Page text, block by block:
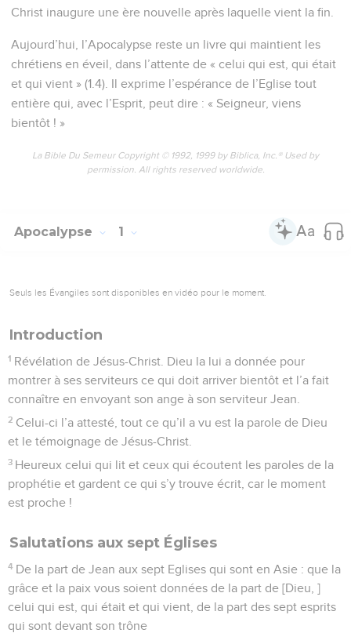
Christ inaugure une ère nouvelle après laquelle vient la fin.
Aujourd’hui, l’Apocalypse reste un livre qui maintient les
chrétiens en éveil, dans l’attente de « celui qui est, qui était
et qui vient » (1.4). Il exprime l’espérance de l’Eglise tout
entière qui, avec l’Esprit, peut dire : « Seigneur, viens
bientôt ! »
La Bible Du Semeur Copyright © 1992, 1999 by Biblica, Inc.® Used by
permission. All rights reserved worldwide.
Apocalypse 1
Seuls les Évangiles sont disponibles en vidéo pour le moment.
Introduction
1 Révélation de Jésus-Christ. Dieu la lui a donnée pour
montrer à ses serviteurs ce qui doit arriver bientôt et l’a fait
connaître en envoyant son ange à son serviteur Jean.
2 Celui-ci l’a attesté, tout ce qu’il a vu est la parole de Dieu
et le témoignage de Jésus-Christ.
3 Heureux celui qui lit et ceux qui écoutent les paroles de la
prophétie et gardent ce qui s’y trouve écrit, car le moment
est proche !
Salutations aux sept Églises
4 De la part de Jean aux sept Eglises qui sont en Asie : que la
grâce et la paix vous soient données de la part de [Dieu, ]
celui qui est, qui était et qui vient, de la part des sept esprits
qui sont devant son trône